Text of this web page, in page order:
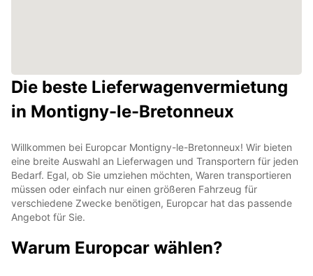
Die beste Lieferwagenvermietung
in Montigny-le-Bretonneux
Willkommen bei Europcar Montigny-le-Bretonneux! Wir bieten
eine breite Auswahl an Lieferwagen und Transportern für jeden
Bedarf. Egal, ob Sie umziehen möchten, Waren transportieren
müssen oder einfach nur einen größeren Fahrzeug für
verschiedene Zwecke benötigen, Europcar hat das passende
Angebot für Sie.
Warum Europcar wählen?